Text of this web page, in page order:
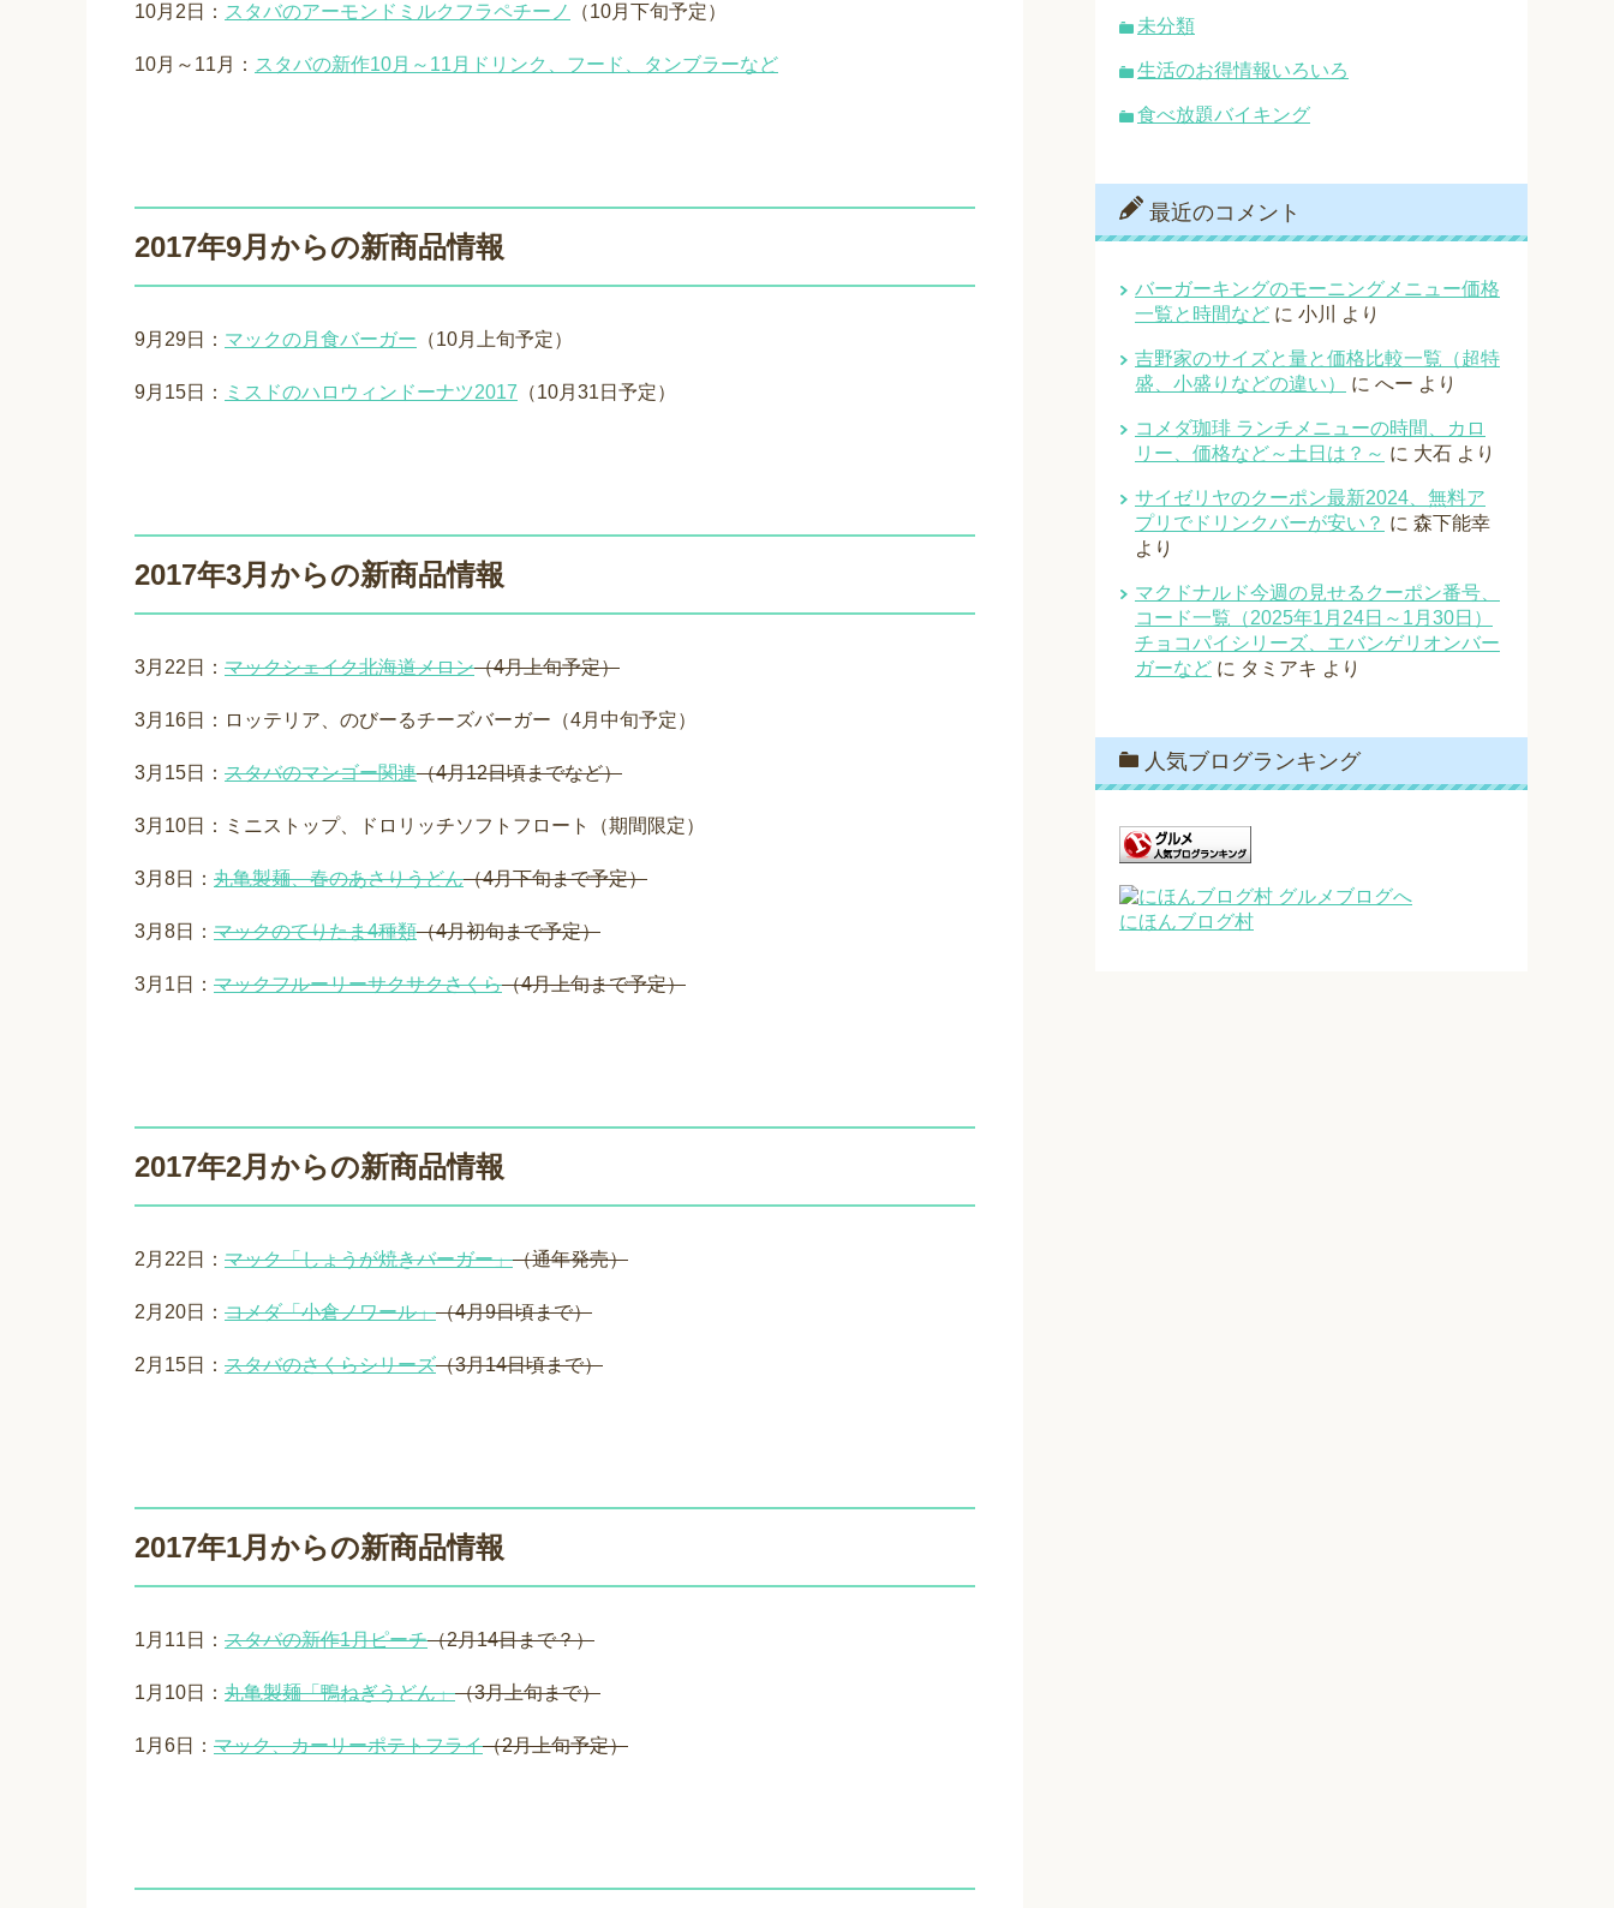
10月2日： スタバのアーモンドミルクフラペチーノ （10月下旬予定）
10月～11月： スタバの新作10月～11月ドリンク、フード、タンブラーなど
2017年9月からの新商品情報
9月29日： マックの月食バーガー （10月上旬予定）
9月15日： ミスドのハロウィンドーナツ2017 （10月31日予定）
2017年3月からの新商品情報
3月22日： マックシェイク北海道メロン（4月上旬予定）
3月16日：ロッテリア、のびーるチーズバーガー（4月中旬予定）
3月15日： スタバのマンゴー関連（4月12日頃までなど）
3月10日：ミニストップ、ドロリッチソフトフロート（期間限定）
3月8日： 丸亀製麺、春のあさりうどん（4月下旬まで予定）
3月8日： マックのてりたま4種類（4月初旬まで予定）
3月1日： マックフルーリーサクサクさくら（4月上旬まで予定）
2017年2月からの新商品情報
2月22日： マック「しょうが焼きバーガー」（通年発売）
2月20日： コメダ「小倉ノワール」（4月9日頃まで）
2月15日： スタバのさくらシリーズ（3月14日頃まで）
2017年1月からの新商品情報
1月11日： スタバの新作1月ピーチ（2月14日まで？）
1月10日： 丸亀製麺「鴨ねぎうどん」（3月上旬まで）
1月6日： マック、カーリーポテトフライ（2月上旬予定）
未分類
生活のお得情報いろいろ
食べ放題バイキング
最近のコメント
バーガーキングのモーニングメニュー価格
一覧と時間など に 小川 より
吉野家のサイズと量と価格比較一覧（超特
盛、小盛りなどの違い）
に へー より
コメダ珈琲 ランチメニューの時間、カロ
リー、価格など～土日は？～ に 大石 より
サイゼリヤのクーポン最新2024、無料ア
プリでドリンクバーが安い？ に 森下能幸
より
マクドナルド今週の見せるクーポン番号、
コード一覧（2025年1月24日～1月30日）
チョコパイシリーズ、エバンゲリオンバー
ガーなど に タミアキ より
人気ブログランキング
にほんブログ村